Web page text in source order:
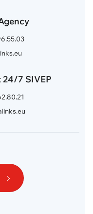
24/7 SIVEP